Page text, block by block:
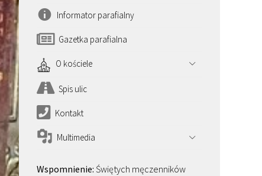
Informator parafialny
Gazetka parafialna
O kościele
Spis ulic
Kontakt
Multimedia
Świętych męczenników